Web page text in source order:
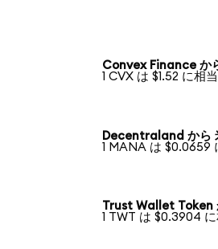
Convex Finance か
1 CVX は $1.52 に相当
Decentraland から
1 MANA は $0.0659
Trust Wallet Token
1 TWT は $0.3904 に